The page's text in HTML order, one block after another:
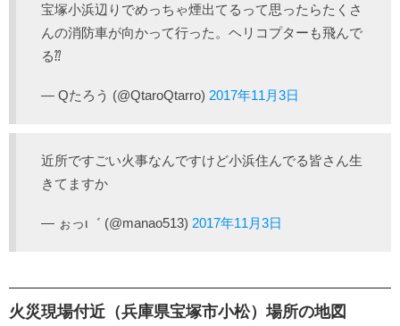
宝塚小浜辺りでめっちゃ煙出てるって思ったらたくさ
んの消防車が向かって行った。ヘリコプターも飛んで
る⁇
— Qたろう (@QtaroQtarro) 2017年11月3日
近所ですごい火事なんですけど小浜住んでる皆さん生
きてますか
— ぉっι゛ (@manao513) 2017年11月3日
火災現場付近（兵庫県宝塚市小松）場所の地図